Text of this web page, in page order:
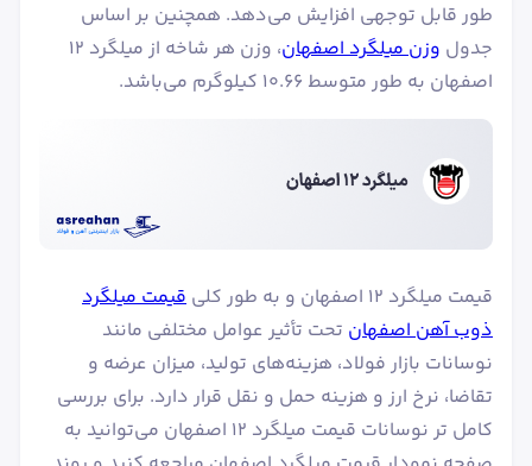
طور قابل توجهی افزایش می‌دهد. همچنین بر اساس
جدول وزن میلگرد اصفهان
، وزن هر شاخه از میلگرد ۱۲
اصفهان به طور متوسط ۱۰.۶۶ کیلوگرم می‌باشد.
قیمت میلگرد ۱۲ اصفهان و به طور کلی
قیمت میلگرد
ذوب آهن اصفهان تحت تأثیر عوامل مختلفی مانند
نوسانات بازار فولاد، هزینه‌های تولید، میزان عرضه و
تقاضا، نرخ ارز و هزینه حمل و نقل قرار دارد. برای بررسی
کامل تر نوسانات قیمت میلگرد ۱۲ اصفهان می‌توانید به